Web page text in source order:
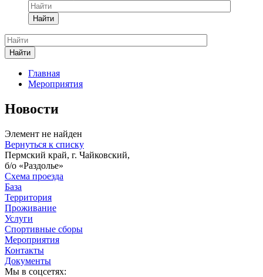
Найти
Найти
Главная
Мероприятия
Новости
Элемент не найден
Вернуться к списку
Пермский край, г. Чайковский,
б/о «Раздолье»
Схема проезда
База
Территория
Проживание
Услуги
Спортивные сборы
Мероприятия
Контакты
Документы
Мы в соцсетях: